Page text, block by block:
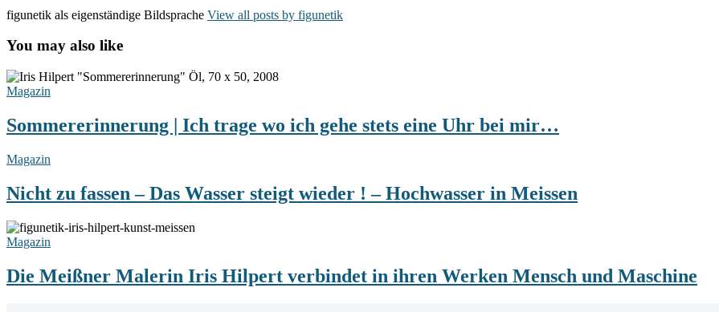
figunetik als eigenständige Bildsprache View all posts by figunetik
You may also like
Sommererinnerung
|
trage
wo
gehe
eine
Uhr
bei
mir…
Magazin
Sommererinnerung | Ich trage wo ich gehe stets eine Uhr bei mir…
Nicht
fassen
–
Wasser
steigt
!
–
Magazin
Nicht zu fassen – Das Wasser steigt wieder ! – Hochwasser in Meissen
Die
Meißner
Iris
Hilpert
Magazin
Die Meißner Malerin Iris Hilpert verbindet in ihren Werken Mensch und Maschine